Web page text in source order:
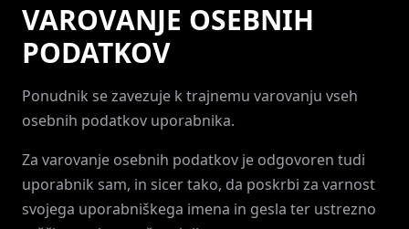
VAROVANJE OSEBNIH
PODATKOV
Ponudnik se zavezuje k trajnemu varovanju vseh
osebnih podatkov uporabnika.
Za varovanje osebnih podatkov je odgovoren tudi
uporabnik sam, in sicer tako, da poskrbi za varnost
svojega uporabniškega imena in gesla ter ustrezno